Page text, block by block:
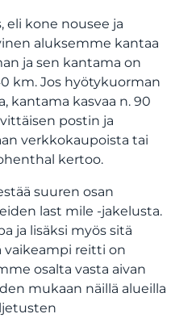
eli kone nousee ja
aluksemme kantaa
ja sen kantama on
km. Jos hyötykuorman
kantama kasvaa n. 90
postin ja
verkkokaupoista tai
kertoo.
suuren osan
last mile -jakelusta.
ja lisäksi myös sitä
reitti on
osalta vasta aivan
mukaan näillä alueilla